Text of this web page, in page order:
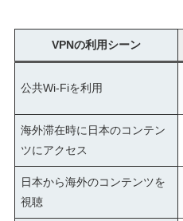
VPNの利用シーン
公共Wi-Fiを利用
海外滞在時に日本のコンテン
ツにアクセス
日本から海外のコンテンツを
視聴